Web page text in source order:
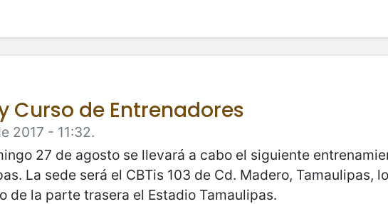
Curso de Entrenadores
2017 - 11:32.
27 de agosto se llevará a cabo el siguiente
La sede será el CBTis 103 de Cd. Madero, Tamaulipas,
de la parte trasera el Estadio Tamaulipas.